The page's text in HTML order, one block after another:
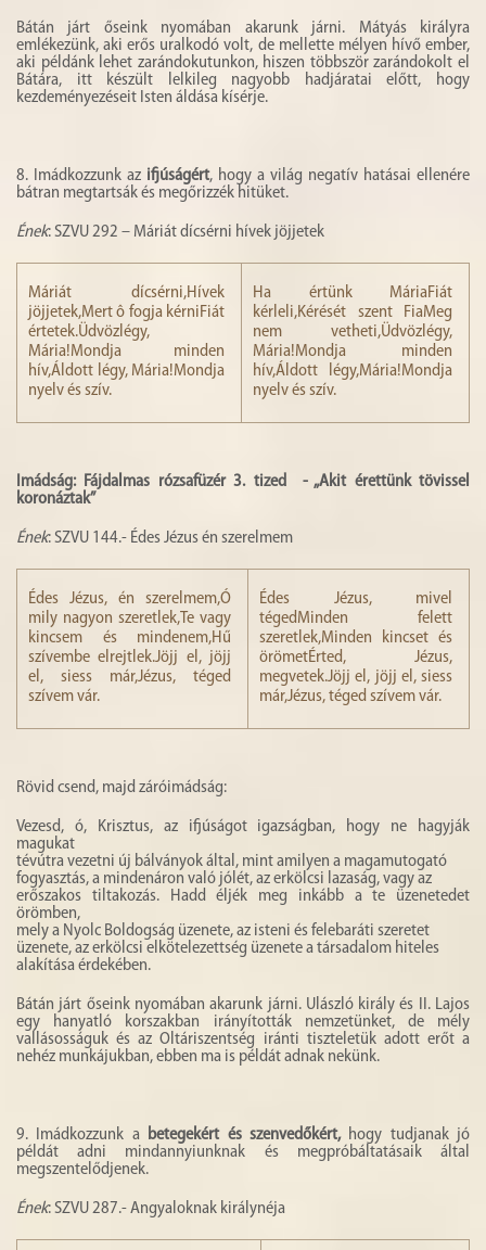
Bátán járt őseink nyomában akarunk járni. Mátyás királyra
emlékezünk, aki erős uralkodó volt, de mellette mélyen hívő ember,
aki példánk lehet zarándokutunkon, hiszen többször zarándokolt el
Bátára, itt készült lelkileg nagyobb hadjáratai előtt, hogy
kezdeményezéseit Isten áldása kísérje.
8. Imádkozzunk az ifjúságért, hogy a világ negatív hatásai ellenére
bátran megtartsák és megőrizzék hitüket.
Ének: SZVU 292 – Máriát dícsérni hívek jöjjetek
Máriát dícsérni,Hívek
jöjjetek,Mert ô fogja kérniFiát
értetek.Üdvözlégy,
Mária!Mondja minden
hív,Áldott légy, Mária!Mondja
nyelv és szív.
Ha értünk MáriaFiát
kérleli,Kérését szent FiaMeg
nem vetheti,Üdvözlégy,
Mária!Mondja minden
hív,Áldott légy,Mária!Mondja
nyelv és szív.
Imádság: Fájdalmas rózsafüzér 3. tized - „Akit érettünk tövissel
koronáztak”
Ének: SZVU 144.- Édes Jézus én szerelmem
Édes Jézus, én szerelmem,Ó
mily nagyon szeretlek,Te vagy
kincsem és mindenem,Hű
szívembe elrejtlek.Jöjj el, jöjj
el, siess már,Jézus, téged
szívem vár.
Édes Jézus, mivel
tégedMinden felett
szeretlek,Minden kincset és
örömetÉrted, Jézus,
megvetek.Jöjj el, jöjj el, siess
már,Jézus, téged szívem vár.
Rövid csend, majd záróimádság:
Vezesd, ó, Krisztus, az ifjúságot igazságban, hogy ne hagyják
magukat
tévútra vezetni új bálványok által, mint amilyen a magamutogató
fogyasztás, a mindenáron való jólét, az erkölcsi lazaság, vagy az
erőszakos tiltakozás. Hadd éljék meg inkább a te üzenetedet
örömben,
mely a Nyolc Boldogság üzenete, az isteni és felebaráti szeretet
üzenete, az erkölcsi elkötelezettség üzenete a társadalom hiteles
alakítása érdekében.
Bátán járt őseink nyomában akarunk járni. Ulászló király és II. Lajos
egy hanyatló korszakban irányították nemzetünket, de mély
vallásosságuk és az Oltáriszentség iránti tiszteletük adott erőt a
nehéz munkájukban, ebben ma is példát adnak nekünk.
9. Imádkozzunk abetegekért és szenvedőkért,hogy tudjanak jó
példát adni mindannyiunknak és megpróbáltatásaik által
megszentelődjenek.
Ének: SZVU 287.- Angyaloknak királynéja